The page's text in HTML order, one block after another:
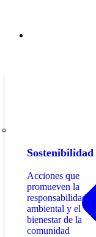
Sostenibilidad
Acciones que
promueven la
responsabilidad
ambiental y el
bienestar de la
comunidad